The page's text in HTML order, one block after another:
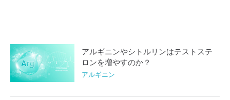
アルギニンやシトルリンはテストステ
ロンを増やすのか？
アルギニン